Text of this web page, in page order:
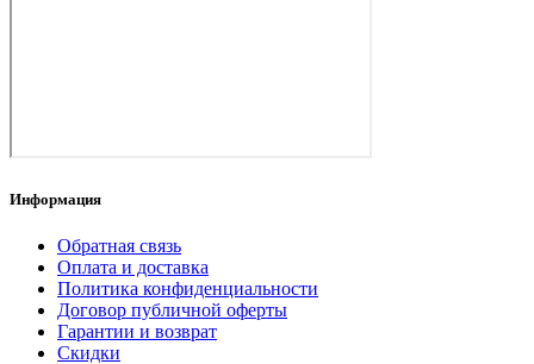
Информация
Обратная связь
Оплата и доставка
Политика конфиденциальности
Договор публичной оферты
Гарантии и возврат
Скидки